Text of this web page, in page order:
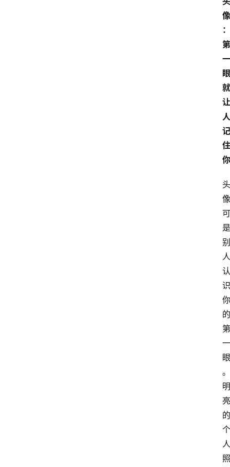
像
：
第
一
眼
就
让
人
记
住
你
头
像
可
是
别
人
认
识
你
的
第
一
眼
。
明
亮
的
个
人
照